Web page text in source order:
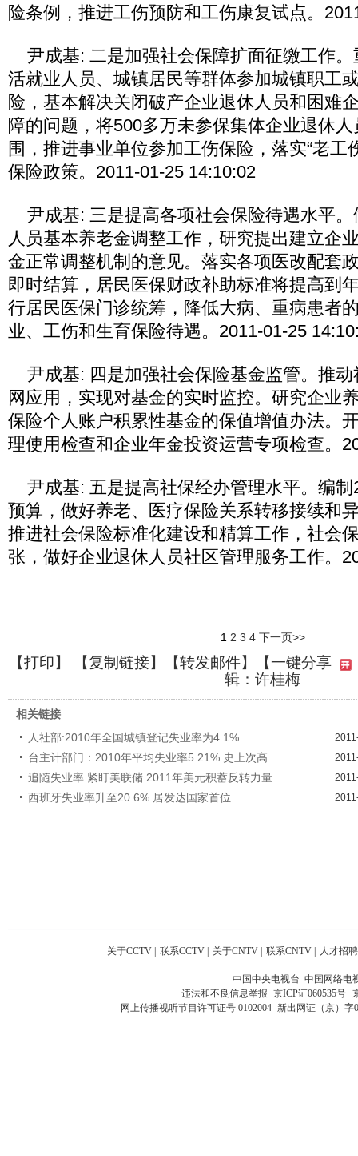
险条例，推进工伤预防和工伤康复试点。
尹成基: 二是加强社会保障扩面征缴工作。
活就业人员、城镇居民等群体参加城镇职工
险，基本解决关闭破产企业退休人员和困难
障的问题，将500多万未参保集体企业退休
围，推进事业单位参加工伤保险，落实“老工
保险政策。2011-01-25 14:10:02
尹成基: 三是提高各项社会保险待遇水平。
人员基本养老金调整工作，研究提出建立企
金正常调整机制的意见。落实各项医改配套
即时结算，居民医保财政补助标准将提高到
行居民医保门诊统筹，降低大病、重病患者
业、工伤和生育保险待遇。2011-01-25
尹成基: 四是加强社会保险基金监管。推动
网应用，实现对基金的实时监控。研究企业
保险个人账户积累性基金的保值增值办法。
理使用检查和企业年金投资运营专项检查。
尹成基: 五是提高社保经办管理水平。编制
预算，做好养老、医疗保险关系转移接续和
推进社会保险标准化建设和精算工作，社会
张，做好企业退休人员社区管理服务工作。
1 2 3 4 下一页>>
【打印】 【复制链接】【转发邮件】
【一键分享
辑：许桂梅
相关链接
人社部:2010年全国城镇登记失业率为4.1%
台主计部门：2010年平均失业率5.21% 史上次高
追随失业率 紧盯美联储 2011年美元积蓄反转力量
西班牙失业率升至20.6% 居发达国家首位
关于CCTV | 联系CCTV | 关于CNTV | 联系CNTV | 人才招聘
中国中央电视台 中国网络电
违法和不良信息举报 京ICP证060535号
网上传播视听节目许可证号 0102004 新出网证（京）